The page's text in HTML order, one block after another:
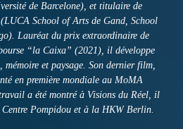
de Barcelone), et titulaire de
School of Arts de Gand, School
Lauréat du prix extraordinaire de
“la Caixa” (2021), il développe
mémoire et paysage. Son dernier film,
en première mondiale au MoMA
a été montré à Visions du Réel, il
Centre Pompidou et à la HKW Berlin.